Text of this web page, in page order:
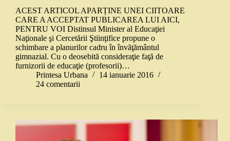
ACEST ARTICOL APARȚINE UNEI CIITOARE
CARE A ACCEPTAT PUBLICAREA LUI AICI,
PENTRU VOI Distinsul Minister al Educaţiei
Naţionale şi Cercetării Ştiinţifice propune o
schimbare a planurilor cadru în învăţământul
gimnazial. Cu o deosebită consideraţie faţă de
furnizorii de educaţie (profesorii)…
Printesa Urbana
14 ianuarie 2016
24 comentarii